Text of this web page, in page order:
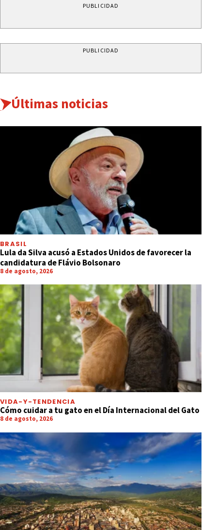
PUBLICIDAD
PUBLICIDAD
Últimas noticias
BRASIL
Lula da Silva acusó a Estados Unidos de favorecer la
candidatura de Flávio Bolsonaro
8 de agosto, 2026
VIDA-Y-TENDENCIA
Cómo cuidar a tu gato en el Día Internacional del Gato
8 de agosto, 2026